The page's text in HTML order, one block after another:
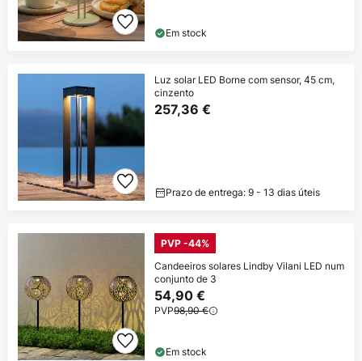
Em stock
Luz solar LED Borne com sensor, 45 cm,
cinzento
257,36 €
Prazo de entrega: 9 - 13 dias úteis
PVP -44%
Candeeiros solares Lindby Vilani LED num
conjunto de 3
54,90 €
PVP98,90 €
Em stock